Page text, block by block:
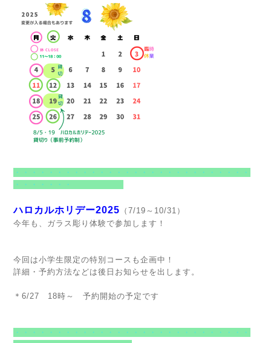
・・・・・・・・・・・・・・・・・・・・・・・・・・・・
・・・・・・・
ハロカルホリデー2025 （7/19～10/31）
今年も、ガラス彫り体験で参加します！
今回は小学生限定の特別コースも企画中！
詳細・予約方法などは後日お知らせを出します。
＊6/27 18時～ 予約開始の予定です
・・・・・・・・・・・・・・・・・・・・・・・・・・・・